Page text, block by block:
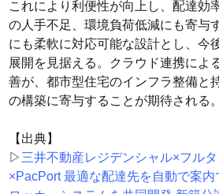
これにより利便性が向上し、配達効
の人手不足、環境負荷低減にも寄与
にも柔軟に対応可能な設計とし、今
展開を見据える。クラウド連携によ
善が、都市型住宅のインフラ整備と
の構築に寄与することが期待される。
【出典】
▷ 三井不動産レジデンシャル×フル
×PacPort 最適な配達先を自動で案